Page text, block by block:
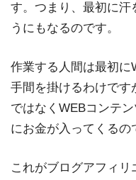
す。つまり、最初に汗
うにもなるのです。
作業する人間は最初に
手間を掛けるわけです
ではなくWEBコンテ
にお金が入ってくるの
これがブログアフィ